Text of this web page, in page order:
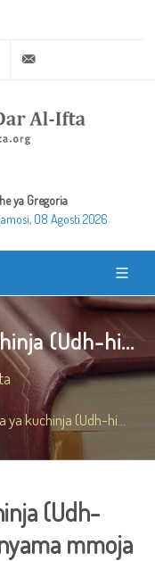
+20 2 25970400
ya Gregoria
08 Agosti 2026
(Udh-hi...
kuchinja (Udh-hi...
(Udh-
mmoja